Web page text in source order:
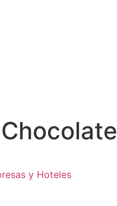
y Hoteles